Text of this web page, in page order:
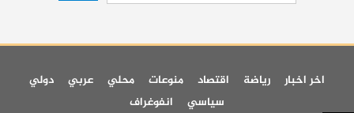
اخر اخبار رياضة اقتصاد منوعات محلي عربي
دولي
سياسي
انفوغراف